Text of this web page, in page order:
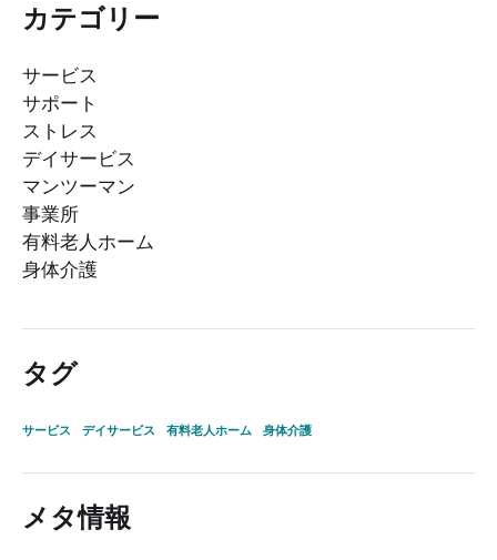
カテゴリー
サービス
サポート
ストレス
デイサービス
マンツーマン
事業所
有料老人ホーム
身体介護
タグ
サービス デイサービス 有料老人ホーム 身体介護
メタ情報